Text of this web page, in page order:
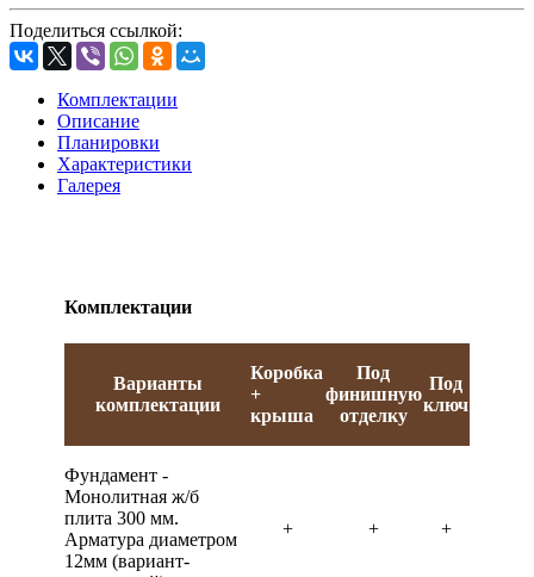
Поделиться ссылкой:
Комплектации
Описание
Планировки
Характеристики
Галерея
Комплектации
Варианты
комплектации
Коробка
+
крыша
Под
финишную
отделку
Под
ключ
Фундамент -
Монолитная ж/б
плита 300 мм.
Арматура диаметром
12мм (вариант-
+ + +